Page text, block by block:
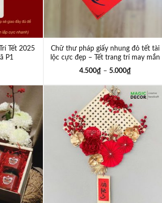
Tết 2025
P1
Chữ thư pháp giấy nhung đỏ tết tài
lộc cực đẹp – Tết trang trí may mắn
4.500₫ – 5.000₫
Add to
wishlist
wishlist